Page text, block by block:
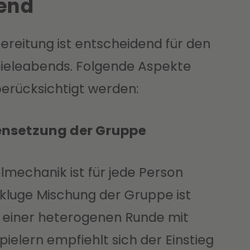
ist entscheidend für den
Folgende Aspekte
werden:
der Gruppe
ist für jede Person
Mischung der Gruppe ist
heterogenen Runde mit
empfiehlt sich der Einstieg